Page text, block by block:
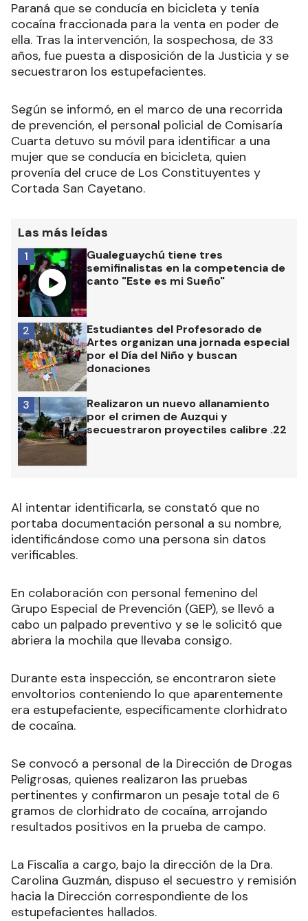
Paraná que se conducía en bicicleta y tenía
cocaína fraccionada para la venta en poder de
ella. Tras la intervención, la sospechosa, de 33
años, fue puesta a disposición de la Justicia y se
secuestraron los estupefacientes.
Según se informó, en el marco de una recorrida
de prevención, el personal policial de Comisaría
Cuarta detuvo su móvil para identificar a una
mujer que se conducía en bicicleta, quien
provenía del cruce de Los Constituyentes y
Cortada San Cayetano.
Las más leídas
Gualeguaychú tiene tres
semifinalistas en la competencia de
canto "Este es mi Sueño"
1
Estudiantes del Profesorado de
Artes organizan una jornada especial
por el Día del Niño y buscan
donaciones
2
Realizaron un nuevo allanamiento
por el crimen de Auzqui y
secuestraron proyectiles calibre .22
3
Al intentar identificarla, se constató que no
portaba documentación personal a su nombre,
identificándose como una persona sin datos
verificables.
En colaboración con personal femenino del
Grupo Especial de Prevención (GEP), se llevó a
cabo un palpado preventivo y se le solicitó que
abriera la mochila que llevaba consigo.
Durante esta inspección, se encontraron siete
envoltorios conteniendo lo que aparentemente
era estupefaciente, específicamente clorhidrato
de cocaína.
Se convocó a personal de la Dirección de Drogas
Peligrosas, quienes realizaron las pruebas
pertinentes y confirmaron un pesaje total de 6
gramos de clorhidrato de cocaína, arrojando
resultados positivos en la prueba de campo.
La Fiscalía a cargo, bajo la dirección de la Dra.
Carolina Guzmán, dispuso el secuestro y remisión
hacia la Dirección correspondiente de los
estupefacientes hallados.